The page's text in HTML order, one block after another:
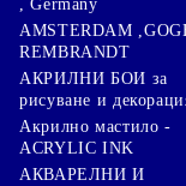
, Germany
AMSTERDAM
REMBRANDT
АКРИЛНИ БОИ за
рисуване и
Акрилно мастило -
ACRYLIC INK
АКВАРЕЛНИ И